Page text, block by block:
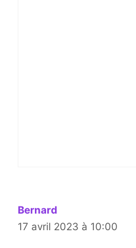
Bernard
17 avril 2023 à 10:00